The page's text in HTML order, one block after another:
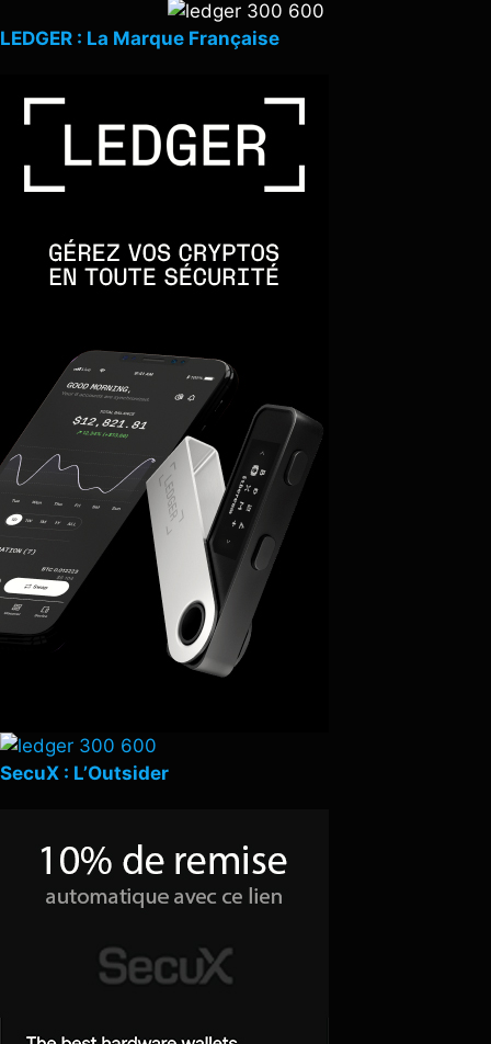
LEDGER : La Marque Française
SecuX : L’Outsider